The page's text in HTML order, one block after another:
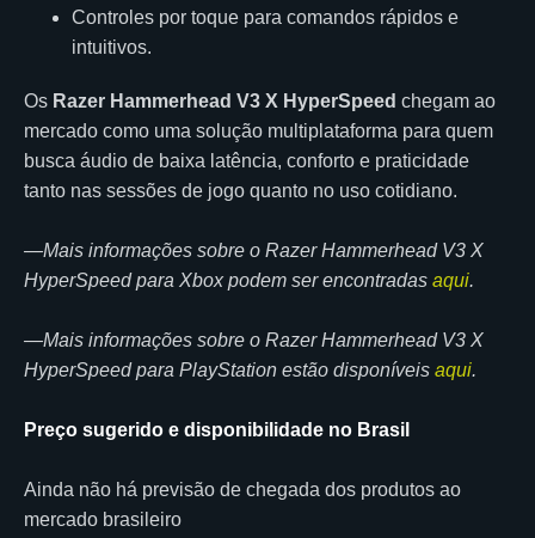
Controles por toque para comandos rápidos e
intuitivos.
Os Razer Hammerhead V3 X HyperSpeed chegam ao
mercado como uma solução multiplataforma para quem
busca áudio de baixa latência, conforto e praticidade
tanto nas sessões de jogo quanto no uso cotidiano.
—Mais informações sobre o Razer Hammerhead V3 X
HyperSpeed para Xbox podem ser encontradas aqui.
—Mais informações sobre o Razer Hammerhead V3 X
HyperSpeed para PlayStation estão disponíveis aqui.
Preço sugerido e disponibilidade no Brasil
Ainda não há previsão de chegada dos produtos ao
mercado brasileiro